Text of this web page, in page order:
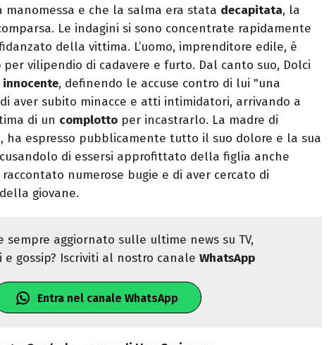
e che la salma era stata decapitata, la
Le indagini si sono concentrate rapidamente
della vittima. L’uomo, imprenditore edile, è
per vilipendio di cadavere e furto. Dal canto suo, Dolci
, definendo le accuse contro di lui "una
aver subito minacce e atti intimidatori, arrivando a
di un complotto per incastrarlo. La madre di
, ha espresso pubblicamente tutto il suo dolore e la sua
di essersi approfittato della figlia anche
numerose bugie e di aver cercato di
giovane.
sempre aggiornato sulle ultime news su TV,
e gossip? Iscriviti al nostro canaleWhatsApp
Entra nel canale WhatsApp